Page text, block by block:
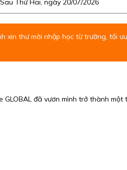
Sau Thứ Hai, ngày 20/07/2026
xin thư mời nhập học từ trường, tối
đã vươn mình trở thành